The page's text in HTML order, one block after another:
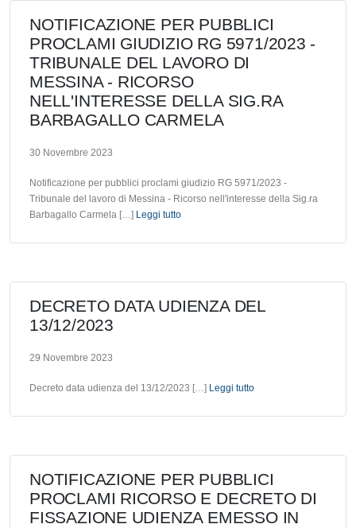
NOTIFICAZIONE PER PUBBLICI
PROCLAMI GIUDIZIO RG 5971/2023 -
TRIBUNALE DEL LAVORO DI
MESSINA - RICORSO
NELL'INTERESSE DELLA SIG.RA
BARBAGALLO CARMELA
30 Novembre 2023
Notificazione per pubblici proclami giudizio RG 5971/2023 -
Tribunale del lavoro di Messina - Ricorso nell'interesse della Sig.ra
Barbagallo Carmela […] Leggi tutto
DECRETO DATA UDIENZA DEL
13/12/2023
29 Novembre 2023
Decreto data udienza del 13/12/2023 […] Leggi tutto
NOTIFICAZIONE PER PUBBLICI
PROCLAMI RICORSO E DECRETO DI
FISSAZIONE UDIENZA EMESSO IN